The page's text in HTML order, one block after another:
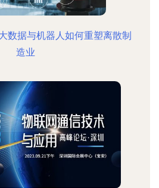
数据与机器人如何重塑离散制
造业